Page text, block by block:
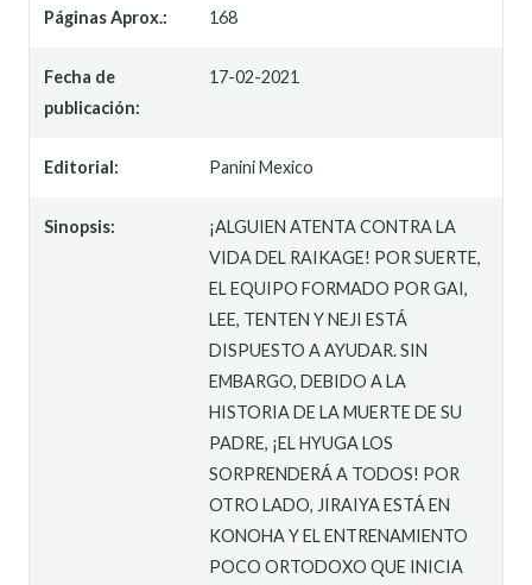
Páginas Aprox.: 168
Fecha de
publicación:
17-02-2021
Editorial: Panini Mexico
Sinopsis:
¡ALGUIEN ATENTA CONTRA LA
VIDA DEL RAIKAGE! POR SUERTE,
EL EQUIPO FORMADO POR GAI,
LEE, TENTEN Y NEJI ESTÁ
DISPUESTO A AYUDAR. SIN
EMBARGO, DEBIDO A LA
HISTORIA DE LA MUERTE DE SU
PADRE, ¡EL HYUGA LOS
SORPRENDERÁ A TODOS! POR
OTRO LADO, JIRAIYA ESTÁ EN
KONOHA Y EL ENTRENAMIENTO
POCO ORTODOXO QUE INICIA